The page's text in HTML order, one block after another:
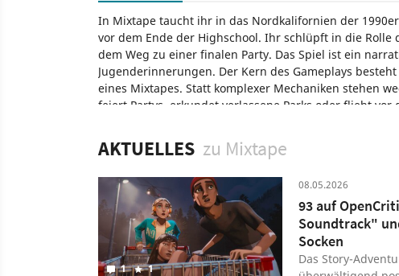
In Mixtape taucht ihr in das Nordkalifornien der
vor dem Ende der Highschool. Ihr schlüpft in die Rolle
dem Weg zu einer finalen Party. Das Spiel ist ein
Jugenderinnerungen. Der Kern des Gameplays
eines Mixtapes. Statt komplexer Mechaniken stehen
feiert Partys, erkundet verlassene Parks oder flieht vor
eine charmante Stop-Motion-Ästhetik, die wie eine
PlayStation 5
AKTUELLES zu Mixtape
1 1
08.05.2026
93 auf
Soundtrack"
Socken
Das Story-